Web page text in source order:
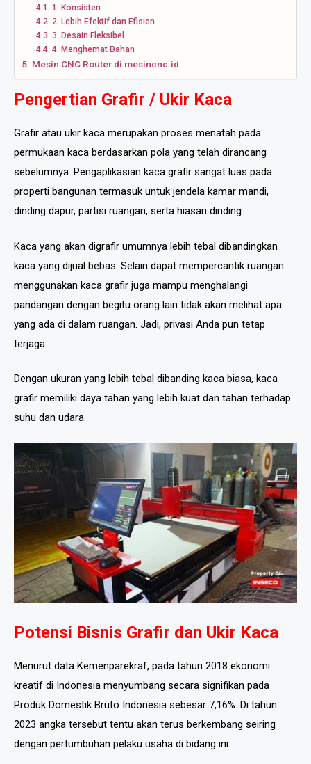
1. Konsisten
2. Lebih Efektif dan Efisien
3. Desain Fleksibel
4. Menghemat Bahan
Mesin CNC Router di mesincnc.id
Pengertian Grafir / Ukir Kaca
Grafir atau ukir kaca merupakan proses menatah pada
permukaan kaca berdasarkan pola yang telah dirancang
sebelumnya. Pengaplikasian kaca grafir sangat luas pada
properti bangunan termasuk untuk jendela kamar mandi,
dinding dapur, partisi ruangan, serta hiasan dinding.
Kaca yang akan digrafir umumnya lebih tebal dibandingkan
kaca yang dijual bebas. Selain dapat mempercantik ruangan
menggunakan kaca grafir juga mampu menghalangi
pandangan dengan begitu orang lain tidak akan melihat apa
yang ada di dalam ruangan. Jadi, privasi Anda pun tetap
terjaga.
Dengan ukuran yang lebih tebal dibanding kaca biasa, kaca
grafir memiliki daya tahan yang lebih kuat dan tahan terhadap
suhu dan udara.
Potensi Bisnis Grafir dan Ukir Kaca
Menurut data Kemenparekraf, pada tahun 2018 ekonomi
kreatif di Indonesia menyumbang secara signifikan pada
Produk Domestik Bruto Indonesia sebesar 7,16%. Di tahun
2023 angka tersebut tentu akan terus berkembang seiring
dengan pertumbuhan pelaku usaha di bidang ini.